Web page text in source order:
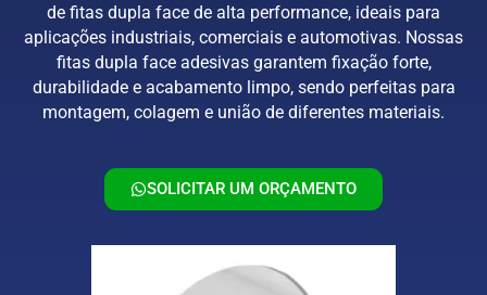
de fitas dupla face de alta performance, ideais para
aplicações industriais, comerciais e automotivas. Nossas
fitas dupla face adesivas garantem fixação forte,
durabilidade e acabamento limpo, sendo perfeitas para
montagem, colagem e união de diferentes materiais.
SOLICITAR UM ORÇAMENTO